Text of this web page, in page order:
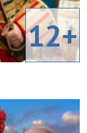
12+